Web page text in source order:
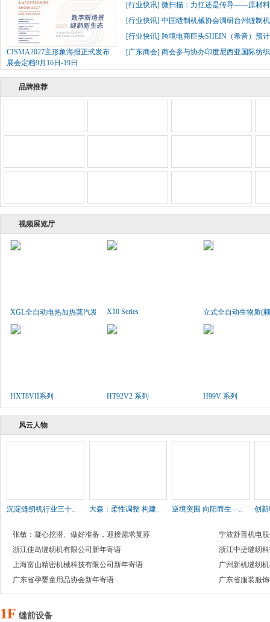
CISMA2027主形象海报正式发布
展会定档9月16日-19日
[行业快讯] 微扫描：力扛还是传导——原材
[行业快讯] 中国缝制机械协会调研台州缝制
[行业快讯] 跨境电商巨头SHEIN（希音）预
[广东商会] 商会参与协办印度尼西亚国际纺
品牌推荐
视频展览厅
XGL全自动电热加热蒸汽发生..X10 Series 立式全自动生物质(
HXT8VII系列 HT92V2 系列 H99V 系列
风云人物
沉淀缝纫机行业三十.. 大森：柔性调整 构建.. 逆境突围 向阳而生—.. 创
张敏：凝心挖潜、做好准备，迎接需求复苏
宁波舒普机电
浙江佳岛缝纫机有限公司新年寄语
浙江中捷缝纫
上海富山精密机械科技有限公司新年寄语
广州新机缝纫
广东省孕婴童用品协会新年寄语
广东省服装服
1F 缝前设备